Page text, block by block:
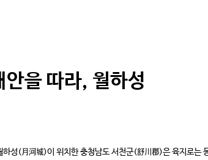
안을 따라, 월하성
하성(月河城)이 위치한 충청남도 서천군(舒川郡)은 육지로